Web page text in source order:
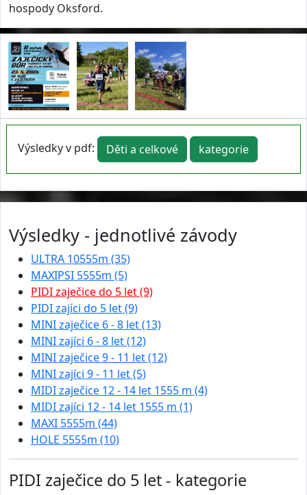
hospody Oksford.
Výsledky v pdf: Děti a celkové kategorie
Výsledky - jednotlivé závody
ULTRA 10555m (35)
MAXIPSI 5555m (5)
PIDI zaječice do 5 let (9)
PIDI zajíci do 5 let (9)
MINI zaječice 6 - 8 let (13)
MINI zajíci 6 - 8 let (12)
MINI zaječice 9 - 11 let (12)
MINI zajíci 9 - 11 let (5)
MIDI zaječice 12 - 14 let 1555 m (4)
MIDI zajíci 12 - 14 let 1555 m (1)
MAXI 5555m (44)
HOLE 5555m (10)
PIDI zaječice do 5 let - kategorie